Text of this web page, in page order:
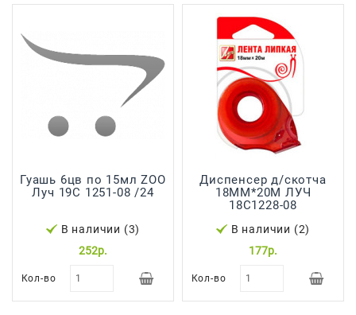
Обувью
Хозтовары
Гуашь 6цв по 15мл ZOO
Луч 19С 1251-08 /24
В наличии (3)
252р.
Кол-во
Диспенсер д/скотча
18ММ*20М ЛУЧ
18С1228-08
В наличии (2)
177р.
Кол-во